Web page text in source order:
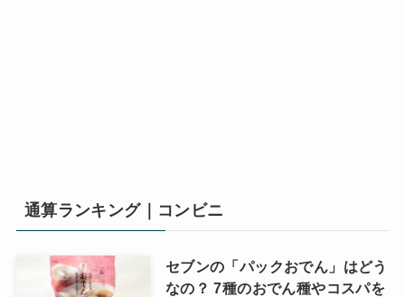
通算ランキング｜コンビニ
セブンの「パックおでん」はどう
なの？ 7種のおでん種やコスパを